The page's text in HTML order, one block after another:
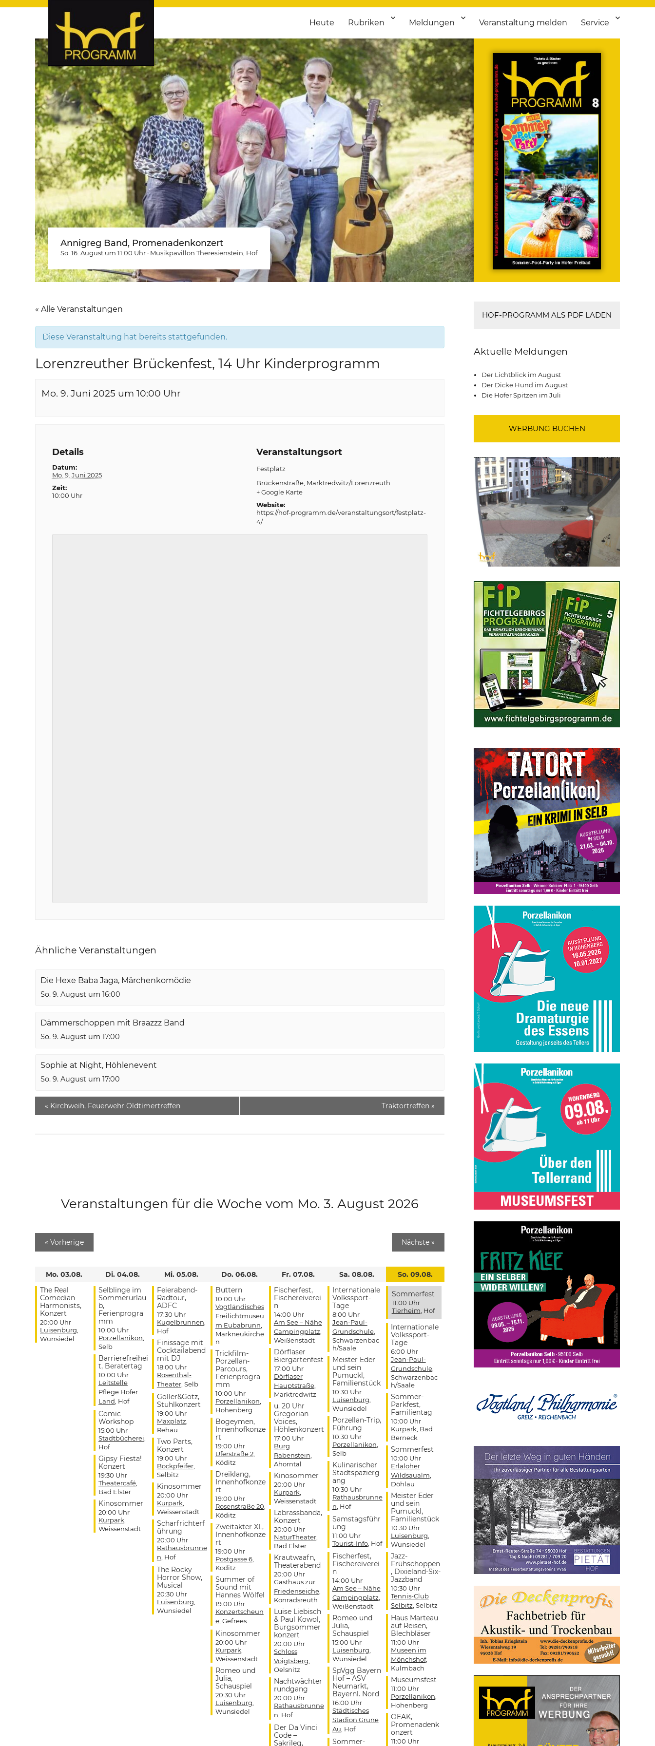
hof-programm – das Veranstaltungsportal für Hochfranken
hof-programm – das Veranstaltungsportal für Hof und Hochfranken. Täglich aktuelle Termine von Kultur bis Sport, von Theater bis Flohmarkt.
Heute Rubriken Meldungen Veranstaltung melden Service
Annigreg Band, Promenadenkonzert
So. 16. August um 11:00 Uhr · Musikpavillon Theresienstein , Hof
« Alle Veranstaltungen
Diese Veranstaltung hat bereits stattgefunden.
Lorenzreuther Brückenfest, 14 Uhr Kinderprogramm
Mo. 9. Juni 2025 um 10:00 Uhr
Details
Datum:
Mo. 9. Juni 2025
Zeit:
10:00 Uhr
Veranstaltungsort
Festplatz
Brückenstraße Marktredwitz/Lorenzreuth
+ Google Karte
Website:
https://hof-programm.de/veranstaltungsort/festplatz-
4/
Ähnliche Veranstaltungen
Die Hexe Baba Jaga, Märchenkomödie
So. 9. August um 16:00
Dämmerschoppen mit Braazzz Band
So. 9. August um 17:00
Sophie at Night, Höhlenevent
So. 9. August um 17:00
« Kirchweih, Feuerwehr Oldtimertreffen Traktortreffen »
Veranstaltungen für die Woche vom Mo. 3. August 2026
« Vorherige Nächste »
Mo. 03.08.
The Real
Comedian
Harmonists,
Konzert
20:00 Uhr
Luisenburg
Wunsiedel
Di. 04.08.
Selblinge im
Sommerurlau
b,
Ferienprogra
mm
10:00 Uhr
Porzellanikon
Selb
Barrierefreihei
t, Beratertag
10:00 Uhr
Leitstelle
Pflege Hofer
Land , Hof
Comic-
Workshop
15:00 Uhr
Stadtbücherei
Hof
Gipsy Fiesta!
Konzert
19:30 Uhr
Theatercafé,
Bad Elster
Kinosommer
20:00 Uhr
Kurpark
Weissenstadt
Mi. 05.08.
Feierabend-
Radtour,
ADFC
17:30 Uhr
Kugelbrunnen
Hof
Finissage mit
Cocktailabend
mit DJ
18:00 Uhr
Rosenthal-
Theater, Selb
Goller&Götz,
Stuhlkonzert
19:00 Uhr
Maxplatz
Rehau
Two Parts,
Konzert
19:00 Uhr
Bockpfeifer,
Selbitz
Kinosommer
20:00 Uhr
Kurpark
Weissenstadt
Scharfrichterf
ührung
20:00 Uhr
Rathausbrunne
n , Hof
The Rocky
Horror Show,
Musical
20:30 Uhr
Luisenburg
Wunsiedel
Do. 06.08.
Buttern
10:00 Uhr
Vogtländisches
Freilichtmuseu
m Eubabrunn
Markneukirche
n
Trickfilm-
Porzellan-
Parcours,
Ferienprogra
mm
10:00 Uhr
Porzellanikon
Hohenberg
Bogeymen,
Innenhofkonze
rt
19:00 Uhr
Uferstraße 2,
Köditz
Dreiklang,
Innenhofkonze
rt
19:00 Uhr
Rosenstraße 20
Köditz
Zweitakter XL,
Innenhofkonze
rt
19:00 Uhr
Postgasse 6,
Köditz
Summer of
Sound mit
Hannes Wölfel
19:00 Uhr
Konzertscheun
e, Gefrees
Kinosommer
20:00 Uhr
Kurpark
Weissenstadt
Romeo und
Julia,
Schauspiel
20:30 Uhr
Luisenburg
Wunsiedel
Fr. 07.08.
Fischerfest,
Fischereiverei
n
14:00 Uhr
Am See – Nähe
Campingplatz
Weißenstadt
Dörflaser
Biergartenfest
17:00 Uhr
Dörflaser
Hauptstraße,
Marktredwitz
u. 20 Uhr
Gregorian
Voices,
Höhlenkonzert
17:00 Uhr
Burg
Rabenstein
Ahorntal
Kinosommer
20:00 Uhr
Kurpark
Weissenstadt
Labrassbanda,
Konzert
20:00 Uhr
NaturTheater,
Bad Elster
Krautwaafn,
Theaterabend
20:00 Uhr
Gasthaus zur
Friedenseiche,
Konradsreuth
Luise Liebisch
& Paul Kowol,
Burgsommer
konzert
20:00 Uhr
Schloss
Voigtsberg
Oelsnitz
Nachtwächter
rundgang
20:00 Uhr
Rathausbrunne
n , Hof
Der Da Vinci
Code –
Sakrileg,
Sa. 08.08.
Internationale
Volkssport-
Tage
8:00 Uhr
Jean-Paul-
Grundschule,
Schwarzenbac
h/Saale
Meister Eder
und sein
Pumuckl,
Familienstück
10:30 Uhr
Luisenburg
Wunsiedel
Porzellan-Trip,
Führung
10:30 Uhr
Porzellanikon
Selb
Kulinarischer
Stadtspazierg
ang
10:30 Uhr
Rathausbrunne
n , Hof
Samstagsführ
ung
11:00 Uhr
Tourist-Info, Hof
Fischerfest,
Fischereiverei
n
14:00 Uhr
Am See – Nähe
Campingplatz
Weißenstadt
Romeo und
Julia,
Schauspiel
15:00 Uhr
Luisenburg
Wunsiedel
SpVgg Bayern
Hof – ASV
Neumarkt,
Bayernl. Nord
16:00 Uhr
Städtisches
Stadion Grüne
Au , Hof
Sommer-
So. 09.08.
Sommerfest
11:00 Uhr
Tierheim , Hof
Internationale
Volkssport-
Tage
6:00 Uhr
Jean-Paul-
Grundschule,
Schwarzenbac
h/Saale
Sommer-
Parkfest,
Familientag
10:00 Uhr
Kurpark , Bad
Berneck
Sommerfest
10:00 Uhr
Erlaloher
Wildsaualm
Döhlau
Meister Eder
und sein
Pumuckl,
Familienstück
10:30 Uhr
Luisenburg
Wunsiedel
Jazz-
Frühschoppen
, Dixieland-Six-
Jazzband
10:30 Uhr
Tennis-Club
Selbitz , Selbitz
Haus Marteau
auf Reisen,
Blechbläser
11:00 Uhr
Museen im
Mönchshof,
Kulmbach
Museumsfest
11:00 Uhr
Porzellanikon
Hohenberg
OEAK,
Promenadenk
onzert
11:00 Uhr
HOF-PROGRAMM ALS PDF LADEN
Aktuelle Meldungen
Der Lichtblick im August
Der Dicke Hund im August
Die Hofer Spitzen im Juli
WERBUNG BUCHEN